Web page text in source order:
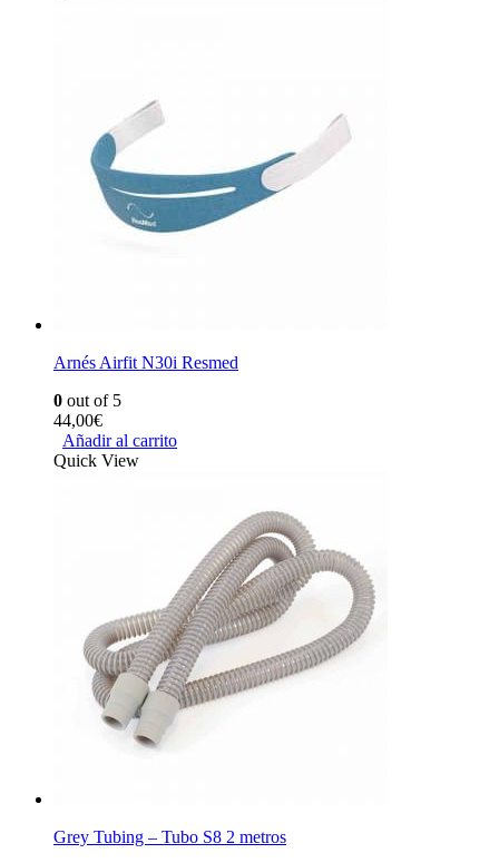
Arnés Airfit N30i Resmed
0 out of 5
44,00€
Añadir al carrito
Quick View
Grey Tubing – Tubo S8 2 metros